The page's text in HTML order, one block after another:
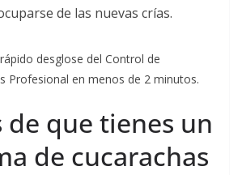
de las nuevas crías.
desglose del Control de
Profesional en menos de 2 minutos.
de que tienes un
de cucarachas